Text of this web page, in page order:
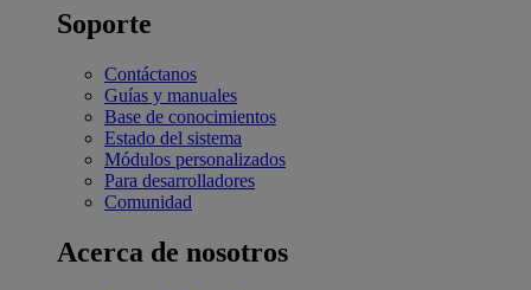
Soporte
Contáctanos
Guías y manuales
Base de conocimientos
Estado del sistema
Módulos personalizados
Para desarrolladores
Comunidad
Acerca de nosotros